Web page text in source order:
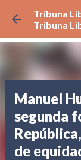
Tribuna
Tribuna
Manuel
segunda
de